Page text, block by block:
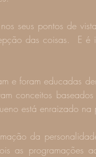
seus pontos de
das coisas.  E é
e foram educadas
conceitos
está enraizado na
da
as programações